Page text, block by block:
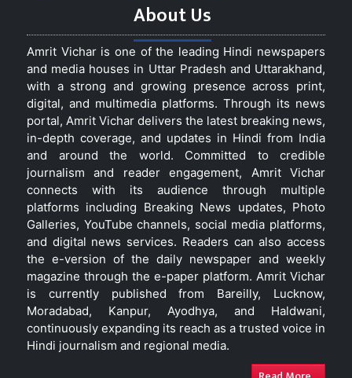
About Us
Amrit Vichar is one of the leading Hindi newspapers
and media houses in Uttar Pradesh and Uttarakhand,
with a strong and growing presence across print,
digital, and multimedia platforms. Through its news
portal, Amrit Vichar delivers the latest breaking news,
in-depth coverage, and updates in Hindi from India
and around the world. Committed to credible
journalism and reader engagement, Amrit Vichar
connects with its audience through multiple
platforms including Breaking News updates, Photo
Galleries, YouTube channels, social media platforms,
and digital news services. Readers can also access
the e-version of the daily newspaper and weekly
magazine through the e-paper platform. Amrit Vichar
is currently published from Bareilly, Lucknow,
Moradabad, Kanpur, Ayodhya, and Haldwani,
continuously expanding its reach as a trusted voice in
Hindi journalism and regional media.